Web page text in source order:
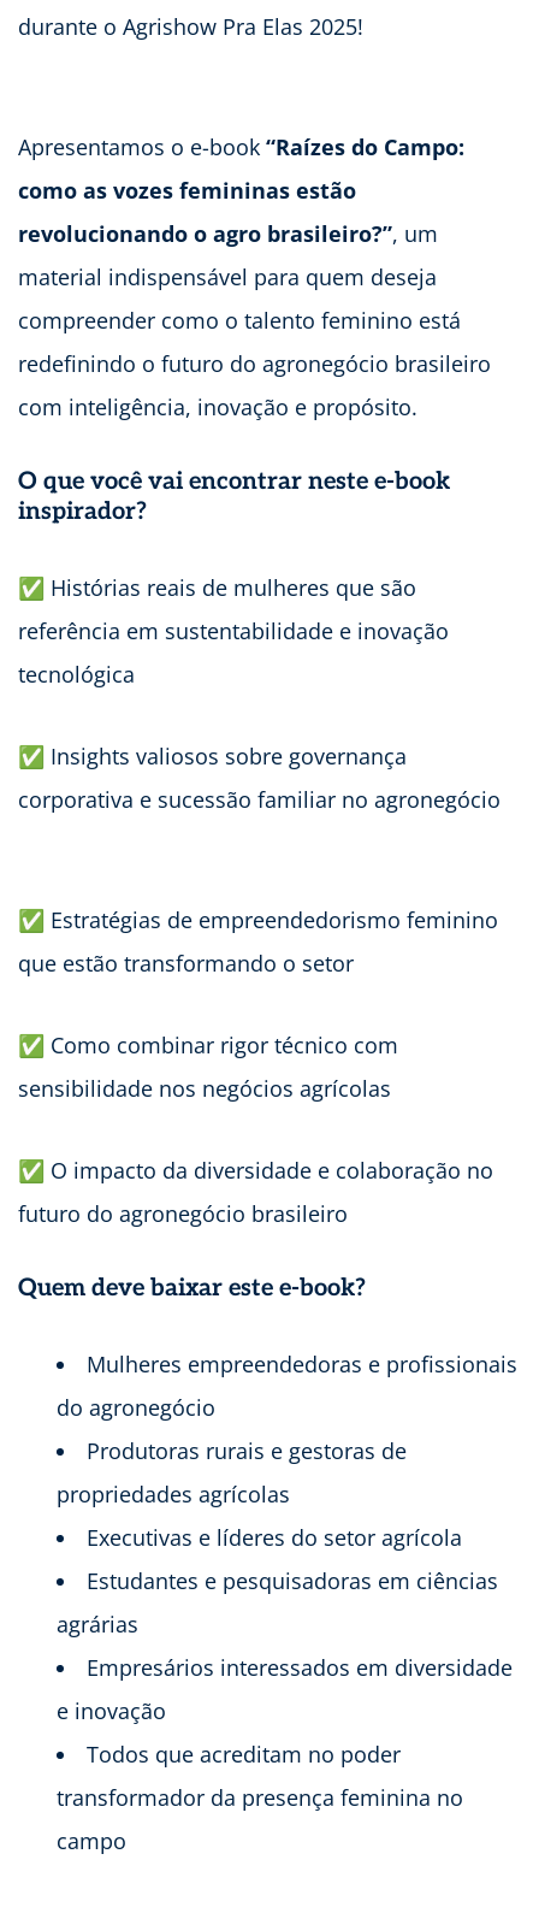
durante o Agrishow Pra Elas 2025!
Apresentamos o e-book “Raízes do Campo:
como as vozes femininas estão
revolucionando o agro brasileiro?”, um
material indispensável para quem deseja
compreender como o talento feminino está
redefinindo o futuro do agronegócio brasileiro
com inteligência, inovação e propósito.
O que você vai encontrar neste e-book
inspirador?
✅ Histórias reais de mulheres que são
referência em sustentabilidade e inovação
tecnológica
✅ Insights valiosos sobre governança
corporativa e sucessão familiar no agronegócio
✅ Estratégias de empreendedorismo feminino
que estão transformando o setor
✅ Como combinar rigor técnico com
sensibilidade nos negócios agrícolas
✅ O impacto da diversidade e colaboração no
futuro do agronegócio brasileiro
Quem deve baixar este e-book?
Mulheres empreendedoras e profissionais
do agronegócio
Produtoras rurais e gestoras de
propriedades agrícolas
Executivas e líderes do setor agrícola
Estudantes e pesquisadoras em ciências
agrárias
Empresários interessados em diversidade
e inovação
Todos que acreditam no poder
transformador da presença feminina no
campo